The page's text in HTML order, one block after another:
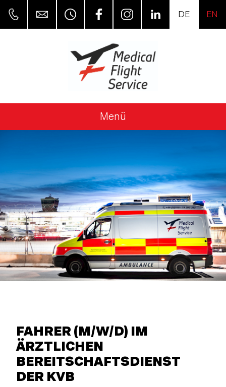
DE EN
Menü
FAHRER (M/W/D) IM
ÄRZTLICHEN
BEREITSCHAFTSDIENST
DER KVB